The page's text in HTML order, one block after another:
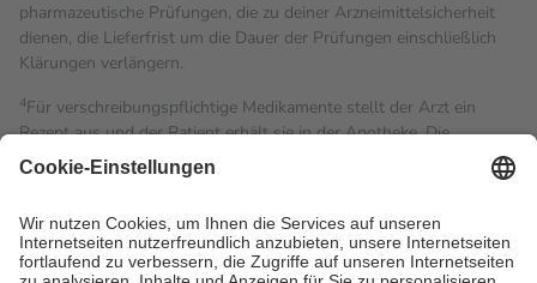
pharmazeutische Prüfungen, die zu deiner Arzneimittelsicherheit
dienen, die Lieferfrist um die Dauer der Prüfungen einschließlich
Klärungen verlängern.
4Für verschreibungspflichtige Medikamente stellt der Arzt ein
Rezept aus und der Patient erhält sie in der Apotheke. Die
gesetzliche Krankenversicherung übernimmt in der Regel die
Kosten dafür, der Versicherte trägt einen Teil davon als Zuzahlung
Grundsätzlich leisten Mitglieder Zuzahlungen in Höhe von zehn
Prozent des Abgabepreises,mindestensjedochfünf Euround